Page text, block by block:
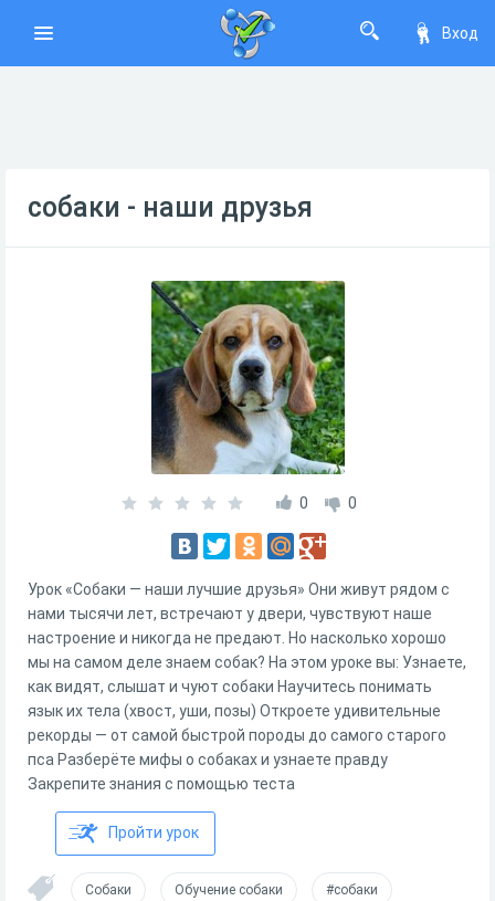
Вход
собаки - наши друзья
0 0
Урок «Собаки — наши лучшие друзья» Они живут рядом с
нами тысячи лет, встречают у двери, чувствуют наше
настроение и никогда не предают. Но насколько хорошо
мы на самом деле знаем собак? На этом уроке вы: Узнаете,
как видят, слышат и чуют собаки Научитесь понимать
язык их тела (хвост, уши, позы) Откроете удивительные
рекорды — от самой быстрой породы до самого старого
пса Разберёте мифы о собаках и узнаете правду
Закрепите знания с помощью теста
Пройти урок
Собаки Обучение собаки #собаки